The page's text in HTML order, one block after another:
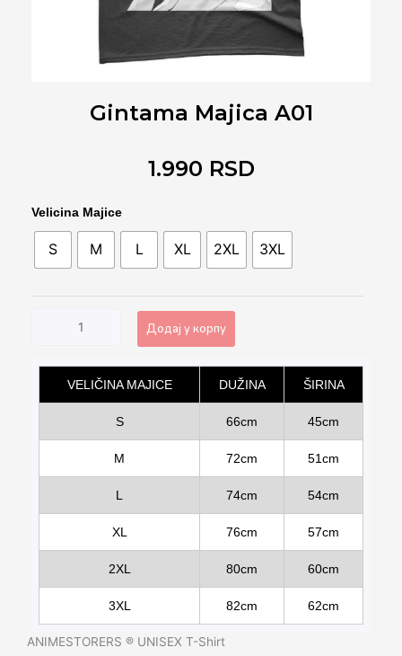
Gintama Majica A01
1.990 RSD
Velicina Majice
S M L XL 2XL 3XL
Gintama
Majica
A01
количина
Додај у корпу
Alternative:
VELIČINA MAJICE
DUŽINA ŠIRINA
S 66cm 45cm
M 72cm 51cm
L 74cm 54cm
XL 76cm 57cm
2XL 80cm 60cm
3XL 82cm 62cm
ANIMESTORERS ®️ UNISEX T-Shirt